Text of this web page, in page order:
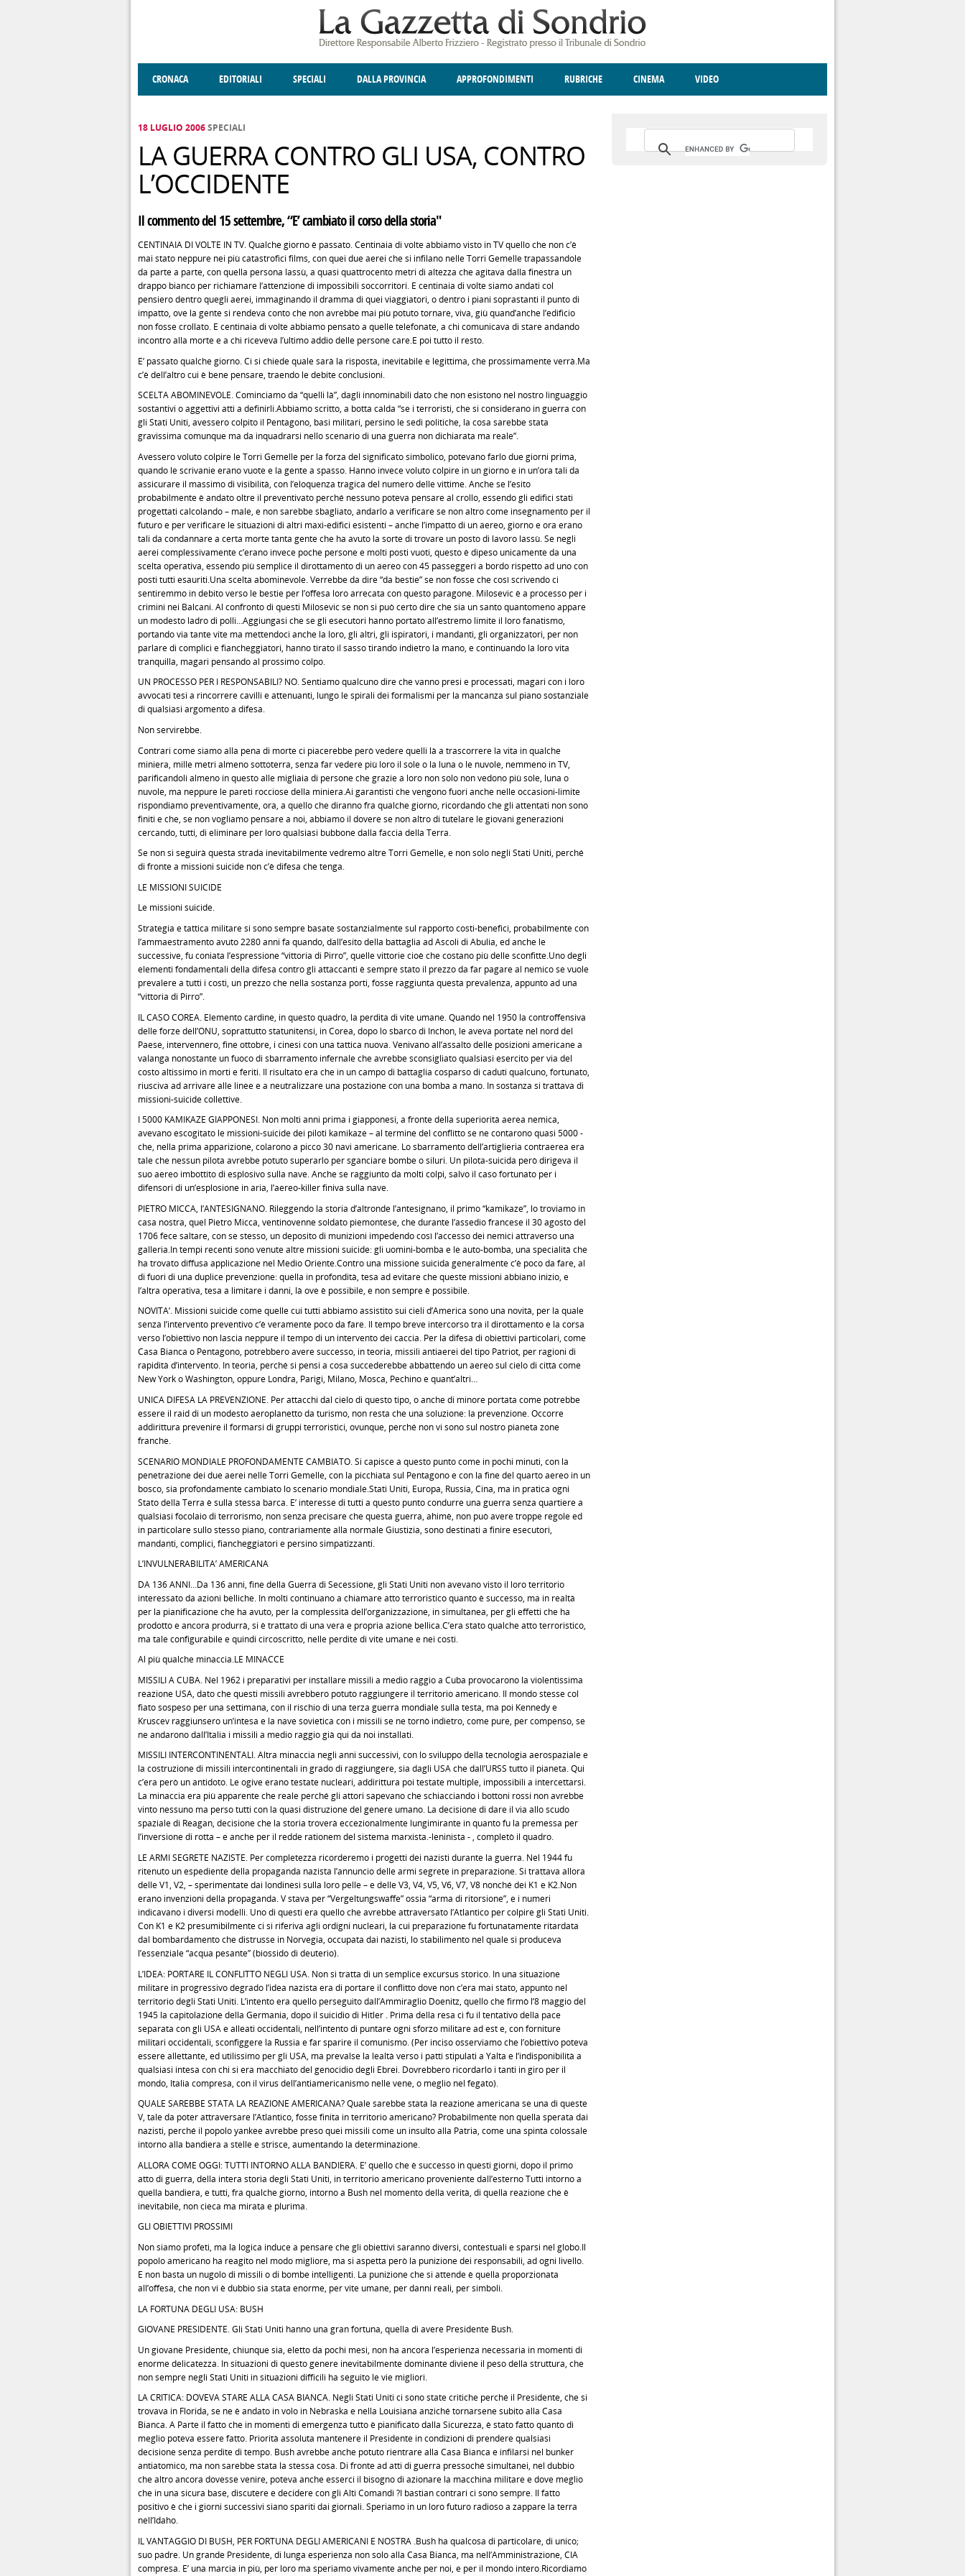
CRONACA EDITORIALI SPECIALI DALLA PROVINCIA APPROFONDIMENTI RUBRICHE CINEMA VIDEO
18 LUGLIO 2006SPECIALI
LA GUERRA CONTRO GLI USA, CONTRO
L’OCCIDENTE
Il commento del 15 settembre, “E’ cambiato il corso della storia"
CENTINAIA DI VOLTE IN TV. Qualche giorno è passato. Centinaia di volte abbiamo visto in TV quello che non c’è
mai stato neppure nei più catastrofici films, con quei due aerei che si infilano nelle Torri Gemelle trapassandole
da parte a parte, con quella persona lassù, a quasi quattrocento metri di altezza che agitava dalla finestra un
drappo bianco per richiamare l’attenzione di impossibili soccorritori. E centinaia di volte siamo andati col
pensiero dentro quegli aerei, immaginando il dramma di quei viaggiatori, o dentro i piani soprastanti il punto di
impatto, ove la gente si rendeva conto che non avrebbe mai più potuto tornare, viva, giù quand’anche l’edificio
non fosse crollato. E centinaia di volte abbiamo pensato a quelle telefonate, a chi comunicava di stare andando
incontro alla morte e a chi riceveva l’ultimo addio delle persone care.E poi tutto il resto.
E’ passato qualche giorno. Ci si chiede quale sarà la risposta, inevitabile e legittima, che prossimamente verrà.Ma
c’è dell’altro cui è bene pensare, traendo le debite conclusioni.
SCELTA ABOMINEVOLE. Cominciamo da “quelli là”, dagli innominabili dato che non esistono nel nostro linguaggio
sostantivi o aggettivi atti a definirli.Abbiamo scritto, a botta calda “se i terroristi, che si considerano in guerra con
gli Stati Uniti, avessero colpito il Pentagono, basi militari, persino le sedi politiche, la cosa sarebbe stata
gravissima comunque ma da inquadrarsi nello scenario di una guerra non dichiarata ma reale”.
Avessero voluto colpire le Torri Gemelle per la forza del significato simbolico, potevano farlo due giorni prima,
quando le scrivanie erano vuote e la gente a spasso. Hanno invece voluto colpire in un giorno e in un’ora tali da
assicurare il massimo di visibilità, con l’eloquenza tragica del numero delle vittime. Anche se l’esito
probabilmente è andato oltre il preventivato perché nessuno poteva pensare al crollo, essendo gli edifici stati
progettati calcolando – male, e non sarebbe sbagliato, andarlo a verificare se non altro come insegnamento per il
futuro e per verificare le situazioni di altri maxi-edifici esistenti – anche l’impatto di un aereo, giorno e ora erano
tali da condannare a certa morte tanta gente che ha avuto la sorte di trovare un posto di lavoro lassù. Se negli
aerei complessivamente c’erano invece poche persone e molti posti vuoti, questo è dipeso unicamente da una
scelta operativa, essendo più semplice il dirottamento di un aereo con 45 passeggeri a bordo rispetto ad uno con
posti tutti esauriti.Una scelta abominevole. Verrebbe da dire “da bestie” se non fosse che così scrivendo ci
sentiremmo in debito verso le bestie per l’offesa loro arrecata con questo paragone. Milosevic è a processo per i
crimini nei Balcani. Al confronto di questi Milosevic se non si può certo dire che sia un santo quantomeno appare
un modesto ladro di polli…Aggiungasi che se gli esecutori hanno portato all’estremo limite il loro fanatismo,
portando via tante vite ma mettendoci anche la loro, gli altri, gli ispiratori, i mandanti, gli organizzatori, per non
parlare di complici e fiancheggiatori, hanno tirato il sasso tirando indietro la mano, e continuando la loro vita
tranquilla, magari pensando al prossimo colpo.
UN PROCESSO PER I RESPONSABILI? NO. Sentiamo qualcuno dire che vanno presi e processati, magari con i loro
avvocati tesi a rincorrere cavilli e attenuanti, lungo le spirali dei formalismi per la mancanza sul piano sostanziale
di qualsiasi argomento a difesa.
Non servirebbe.
Contrari come siamo alla pena di morte ci piacerebbe però vedere quelli là a trascorrere la vita in qualche
miniera, mille metri almeno sottoterra, senza far vedere più loro il sole o la luna o le nuvole, nemmeno in TV,
parificandoli almeno in questo alle migliaia di persone che grazie a loro non solo non vedono più sole, luna o
nuvole, ma neppure le pareti rocciose della miniera.Ai garantisti che vengono fuori anche nelle occasioni-limite
rispondiamo preventivamente, ora, a quello che diranno fra qualche giorno, ricordando che gli attentati non sono
finiti e che, se non vogliamo pensare a noi, abbiamo il dovere se non altro di tutelare le giovani generazioni
cercando, tutti, di eliminare per loro qualsiasi bubbone dalla faccia della Terra.
Se non si seguirà questa strada inevitabilmente vedremo altre Torri Gemelle, e non solo negli Stati Uniti, perché
di fronte a missioni suicide non c’è difesa che tenga.
LE MISSIONI SUICIDE
Le missioni suicide.
Strategia e tattica militare si sono sempre basate sostanzialmente sul rapporto costi-benefici, probabilmente con
l’ammaestramento avuto 2280 anni fa quando, dall’esito della battaglia ad Ascoli di Abulia, ed anche le
successive, fu coniata l’espressione “vittoria di Pirro”, quelle vittorie cioè che costano più delle sconfitte.Uno degli
elementi fondamentali della difesa contro gli attaccanti è sempre stato il prezzo da far pagare al nemico se vuole
prevalere a tutti i costi, un prezzo che nella sostanza porti, fosse raggiunta questa prevalenza, appunto ad una
“vittoria di Pirro”.
IL CASO COREA. Elemento cardine, in questo quadro, la perdita di vite umane. Quando nel 1950 la controffensiva
delle forze dell’ONU, soprattutto statunitensi, in Corea, dopo lo sbarco di Inchon, le aveva portate nel nord del
Paese, intervennero, fine ottobre, i cinesi con una tattica nuova. Venivano all’assalto delle posizioni americane a
valanga nonostante un fuoco di sbarramento infernale che avrebbe sconsigliato qualsiasi esercito per via del
costo altissimo in morti e feriti. Il risultato era che in un campo di battaglia cosparso di caduti qualcuno, fortunato,
riusciva ad arrivare alle linee e a neutralizzare una postazione con una bomba a mano. In sostanza si trattava di
missioni-suicide collettive.
I 5000 KAMIKAZE GIAPPONESI. Non molti anni prima i giapponesi, a fronte della superiorità aerea nemica,
avevano escogitato le missioni-suicide dei piloti kamikaze – al termine del conflitto se ne contarono quasi 5000 -
che, nella prima apparizione, colarono a picco 30 navi americane. Lo sbarramento dell’artiglieria contraerea era
tale che nessun pilota avrebbe potuto superarlo per sganciare bombe o siluri. Un pilota-suicida però dirigeva il
suo aereo imbottito di esplosivo sulla nave. Anche se raggiunto da molti colpi, salvo il caso fortunato per i
difensori di un’esplosione in aria, l’aereo-killer finiva sulla nave.
PIETRO MICCA, l’ANTESIGNANO. Rileggendo la storia d’altronde l’antesignano, il primo “kamikaze”, lo troviamo in
casa nostra, quel Pietro Micca, ventinovenne soldato piemontese, che durante l’assedio francese il 30 agosto del
1706 fece saltare, con se stesso, un deposito di munizioni impedendo così l’accesso dei nemici attraverso una
galleria.In tempi recenti sono venute altre missioni suicide: gli uomini-bomba e le auto-bomba, una specialità che
ha trovato diffusa applicazione nel Medio Oriente.Contro una missione suicida generalmente c’è poco da fare, al
di fuori di una duplice prevenzione: quella in profondità, tesa ad evitare che queste missioni abbiano inizio, e
l’altra operativa, tesa a limitare i danni, là ove è possibile, e non sempre è possibile.
NOVITA’. Missioni suicide come quelle cui tutti abbiamo assistito sui cieli d’America sono una novità, per la quale
senza l’intervento preventivo c’è veramente poco da fare. Il tempo breve intercorso tra il dirottamento e la corsa
verso l’obiettivo non lascia neppure il tempo di un intervento dei caccia. Per la difesa di obiettivi particolari, come
Casa Bianca o Pentagono, potrebbero avere successo, in teoria, missili antiaerei del tipo Patriot, per ragioni di
rapidità d’intervento. In teoria, perché si pensi a cosa succederebbe abbattendo un aereo sul cielo di città come
New York o Washington, oppure Londra, Parigi, Milano, Mosca, Pechino e quant’altri…
UNICA DIFESA LA PREVENZIONE. Per attacchi dal cielo di questo tipo, o anche di minore portata come potrebbe
essere il raid di un modesto aeroplanetto da turismo, non resta che una soluzione: la prevenzione. Occorre
addirittura prevenire il formarsi di gruppi terroristici, ovunque, perché non vi sono sul nostro pianeta zone
franche.
SCENARIO MONDIALE PROFONDAMENTE CAMBIATO. Si capisce a questo punto come in pochi minuti, con la
penetrazione dei due aerei nelle Torri Gemelle, con la picchiata sul Pentagono e con la fine del quarto aereo in un
bosco, sia profondamente cambiato lo scenario mondiale.Stati Uniti, Europa, Russia, Cina, ma in pratica ogni
Stato della Terra è sulla stessa barca. E’ interesse di tutti a questo punto condurre una guerra senza quartiere a
qualsiasi focolaio di terrorismo, non senza precisare che questa guerra, ahimè, non può avere troppe regole ed
in particolare sullo stesso piano, contrariamente alla normale Giustizia, sono destinati a finire esecutori,
mandanti, complici, fiancheggiatori e persino simpatizzanti.
L’INVULNERABILITA’ AMERICANA
DA 136 ANNI…Da 136 anni, fine della Guerra di Secessione, gli Stati Uniti non avevano visto il loro territorio
interessato da azioni belliche. In molti continuano a chiamare atto terroristico quanto è successo, ma in realtà
per la pianificazione che ha avuto, per la complessità dell’organizzazione, in simultanea, per gli effetti che ha
prodotto e ancora produrrà, si è trattato di una vera e propria azione bellica.C’era stato qualche atto terroristico,
ma tale configurabile e quindi circoscritto, nelle perdite di vite umane e nei costi.
Al più qualche minaccia.LE MINACCE
MISSILI A CUBA. Nel 1962 i preparativi per installare missili a medio raggio a Cuba provocarono la violentissima
reazione USA, dato che questi missili avrebbero potuto raggiungere il territorio americano. Il mondo stesse col
fiato sospeso per una settimana, con il rischio di una terza guerra mondiale sulla testa, ma poi Kennedy e
Kruscev raggiunsero un’intesa e la nave sovietica con i missili se ne tornò indietro, come pure, per compenso, se
ne andarono dall’Italia i missili a medio raggio già qui da noi installati.
MISSILI INTERCONTINENTALI. Altra minaccia negli anni successivi, con lo sviluppo della tecnologia aerospaziale e
la costruzione di missili intercontinentali in grado di raggiungere, sia dagli USA che dall’URSS tutto il pianeta. Qui
c’era però un antidoto. Le ogive erano testate nucleari, addirittura poi testate multiple, impossibili a intercettarsi.
La minaccia era più apparente che reale perché gli attori sapevano che schiacciando i bottoni rossi non avrebbe
vinto nessuno ma perso tutti con la quasi distruzione del genere umano. La decisione di dare il via allo scudo
spaziale di Reagan, decisione che la storia troverà eccezionalmente lungimirante in quanto fu la premessa per
l’inversione di rotta – e anche per il redde rationem del sistema marxista.-leninista - , completò il quadro.
LE ARMI SEGRETE NAZISTE. Per completezza ricorderemo i progetti dei nazisti durante la guerra. Nel 1944 fu
ritenuto un espediente della propaganda nazista l’annuncio delle armi segrete in preparazione. Si trattava allora
delle V1, V2, – sperimentate dai londinesi sulla loro pelle – e delle V3, V4, V5, V6, V7, V8 nonché dei K1 e K2.Non
erano invenzioni della propaganda. V stava per “Vergeltungswaffe” ossia “arma di ritorsione”, e i numeri
indicavano i diversi modelli. Uno di questi era quello che avrebbe attraversato l’Atlantico per colpire gli Stati Uniti.
Con K1 e K2 presumibilmente ci si riferiva agli ordigni nucleari, la cui preparazione fu fortunatamente ritardata
dal bombardamento che distrusse in Norvegia, occupata dai nazisti, lo stabilimento nel quale si produceva
l’essenziale “acqua pesante” (biossido di deuterio).
L’IDEA: PORTARE IL CONFLITTO NEGLI USA. Non si tratta di un semplice excursus storico. In una situazione
militare in progressivo degrado l’idea nazista era di portare il conflitto dove non c’era mai stato, appunto nel
territorio degli Stati Uniti. L’intento era quello perseguito dall’Ammiraglio Doenitz, quello che firmò l’8 maggio del
1945 la capitolazione della Germania, dopo il suicidio di Hitler . Prima della resa ci fu il tentativo della pace
separata con gli USA e alleati occidentali, nell’intento di puntare ogni sforzo militare ad est e, con forniture
militari occidentali, sconfiggere la Russia e far sparire il comunismo. (Per inciso osserviamo che l’obiettivo poteva
essere allettante, ed utilissimo per gli USA, ma prevalse la lealtà verso i patti stipulati a Yalta e l’indisponibilità a
qualsiasi intesa con chi si era macchiato del genocidio degli Ebrei. Dovrebbero ricordarlo i tanti in giro per il
mondo, Italia compresa, con il virus dell’antiamericanismo nelle vene, o meglio nel fegato).
QUALE SAREBBE STATA LA REAZIONE AMERICANA? Quale sarebbe stata la reazione americana se una di queste
V, tale da poter attraversare l’Atlantico, fosse finita in territorio americano? Probabilmente non quella sperata dai
nazisti, perché il popolo yankee avrebbe preso quei missili come un insulto alla Patria, come una spinta colossale
intorno alla bandiera a stelle e strisce, aumentando la determinazione.
ALLORA COME OGGI: TUTTI INTORNO ALLA BANDIERA. E’ quello che è successo in questi giorni, dopo il primo
atto di guerra, della intera storia degli Stati Uniti, in territorio americano proveniente dall’esterno Tutti intorno a
quella bandiera, e tutti, fra qualche giorno, intorno a Bush nel momento della verità, di quella reazione che è
inevitabile, non cieca ma mirata e plurima.
GLI OBIETTIVI PROSSIMI
Non siamo profeti, ma la logica induce a pensare che gli obiettivi saranno diversi, contestuali e sparsi nel globo.Il
popolo americano ha reagito nel modo migliore, ma si aspetta però la punizione dei responsabili, ad ogni livello.
E non basta un nugolo di missili o di bombe intelligenti. La punizione che si attende è quella proporzionata
all’offesa, che non vi è dubbio sia stata enorme, per vite umane, per danni reali, per simboli.
LA FORTUNA DEGLI USA: BUSH
GIOVANE PRESIDENTE. Gli Stati Uniti hanno una gran fortuna, quella di avere Presidente Bush.
Un giovane Presidente, chiunque sia, eletto da pochi mesi, non ha ancora l’esperienza necessaria in momenti di
enorme delicatezza. In situazioni di questo genere inevitabilmente dominante diviene il peso della struttura, che
non sempre negli Stati Uniti in situazioni difficili ha seguito le vie migliori.
LA CRITICA: DOVEVA STARE ALLA CASA BIANCA. Negli Stati Uniti ci sono state critiche perché il Presidente, che si
trovava in Florida, se ne è andato in volo in Nebraska e nella Louisiana anziché tornarsene subito alla Casa
Bianca. A Parte il fatto che in momenti di emergenza tutto è pianificato dalla Sicurezza, è stato fatto quanto di
meglio poteva essere fatto. Priorità assoluta mantenere il Presidente in condizioni di prendere qualsiasi
decisione senza perdite di tempo. Bush avrebbe anche potuto rientrare alla Casa Bianca e infilarsi nel bunker
antiatomico, ma non sarebbe stata la stessa cosa. Di fronte ad atti di guerra pressoché simultanei, nel dubbio
che altro ancora dovesse venire, poteva anche esserci il bisogno di azionare la macchina militare e dove meglio
che in una sicura base, discutere e decidere con gli Alti Comandi ?I bastian contrari ci sono sempre. Il fatto
positivo è che i giorni successivi siano spariti dai giornali. Speriamo in un loro futuro radioso a zappare la terra
nell’Idaho.
IL VANTAGGIO DI BUSH, PER FORTUNA DEGLI AMERICANI E NOSTRA .Bush ha qualcosa di particolare, di unico;
suo padre. Un grande Presidente, di lunga esperienza non solo alla Casa Bianca, ma nell’Amministrazione, CIA
compresa. E’ una marcia in più, per loro ma speriamo vivamente anche per noi, e per il mondo intero.Ricordiamo